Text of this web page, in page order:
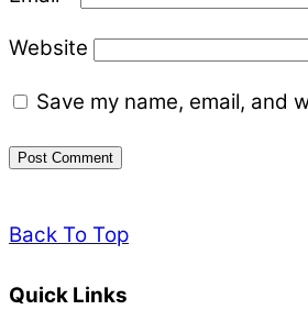
Website
Save my name, email, and
Back To Top
Quick Links